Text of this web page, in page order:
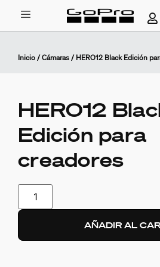
Inicio/Cámaras/ HERO12 Black Edición
HERO12
Edición para
creadores
AÑADIR AL